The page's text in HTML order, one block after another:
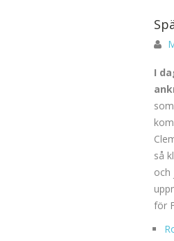
I
så
och
för